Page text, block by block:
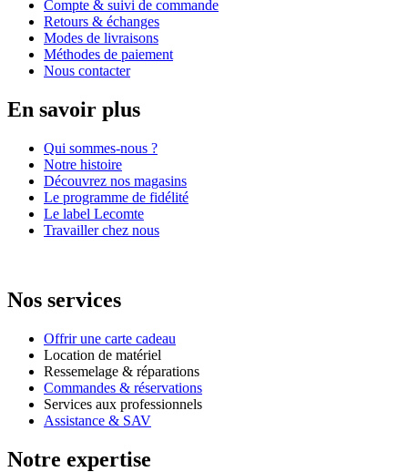
Compte & suivi de commande
Retours & échanges
Modes de livraisons
Méthodes de paiement
Nous contacter
En savoir plus
Qui sommes-nous ?
Notre histoire
Découvrez nos magasins
Le programme de fidélité
Le label Lecomte
Travailler chez nous
Nos services
Offrir une carte cadeau
Location de matériel
Ressemelage & réparations
Commandes & réservations
Services aux professionnels
Assistance & SAV
Notre expertise